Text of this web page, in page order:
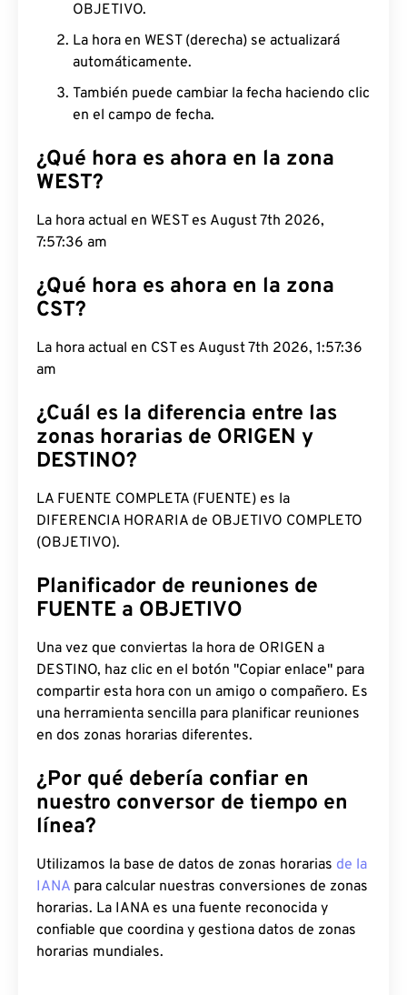
OBJETIVO.
La hora en WEST (derecha) se actualizará
automáticamente.
También puede cambiar la fecha haciendo clic
en el campo de fecha.
¿Qué hora es ahora en la zona
WEST?
La hora actual en WEST es August 7th 2026,
7:57:37 am
¿Qué hora es ahora en la zona
CST?
La hora actual en CST es August 7th 2026, 1:57:37
am
¿Cuál es la diferencia entre las
zonas horarias de ORIGEN y
DESTINO?
LA FUENTE COMPLETA (FUENTE) es la
DIFERENCIA HORARIA de OBJETIVO COMPLETO
(OBJETIVO).
Planificador de reuniones de
FUENTE a OBJETIVO
Una vez que conviertas la hora de ORIGEN a
DESTINO, haz clic en el botón "Copiar enlace" para
compartir esta hora con un amigo o compañero. Es
una herramienta sencilla para planificar reuniones
en dos zonas horarias diferentes.
¿Por qué debería confiar en
nuestro conversor de tiempo en
línea?
Utilizamos la base de datos de zonas horarias de la
IANA para calcular nuestras conversiones de zonas
horarias. La IANA es una fuente reconocida y
confiable que coordina y gestiona datos de zonas
horarias mundiales.